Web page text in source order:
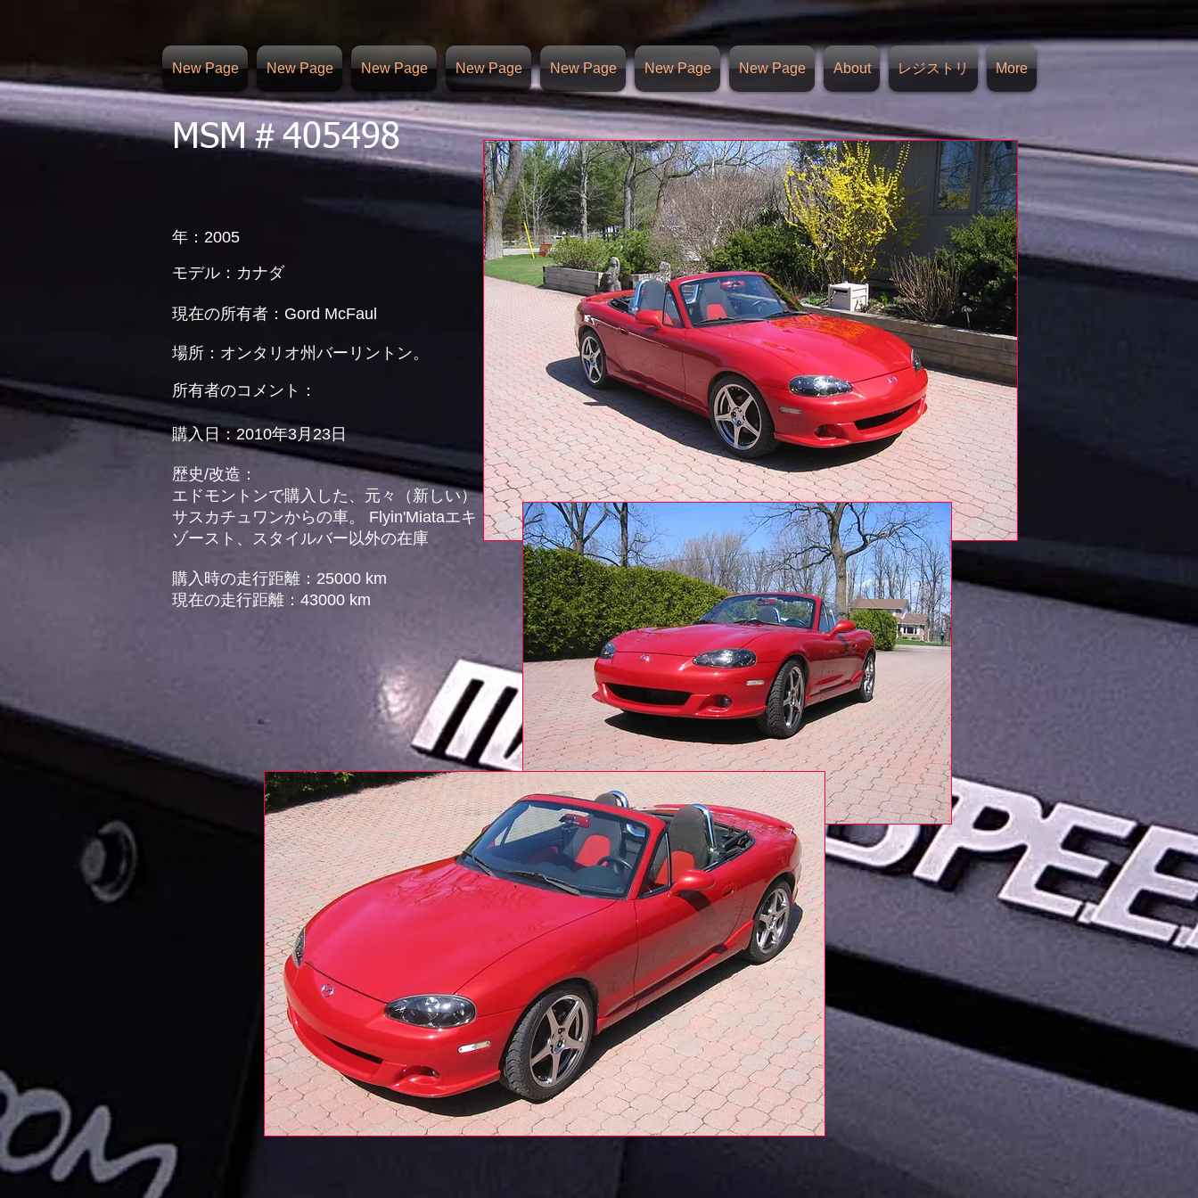
New Page New Page New Page New Page New Page New Page New Page About レジストリ More
MSM＃405498
モデル：カナダ
年：2005
場所：オンタリオ州バーリントン。
現在の所有者：Gord McFaul
所有者のコメント：
購入日：2010年3月23日
歴史/改造：
エドモントンで購入した、元々（新しい）
サスカチュワンからの車。 Flyin'Miataエキ
ゾースト、スタイルバー以外の在庫
購入時の走行距離：25000 km
現在の走行距離：43000 km